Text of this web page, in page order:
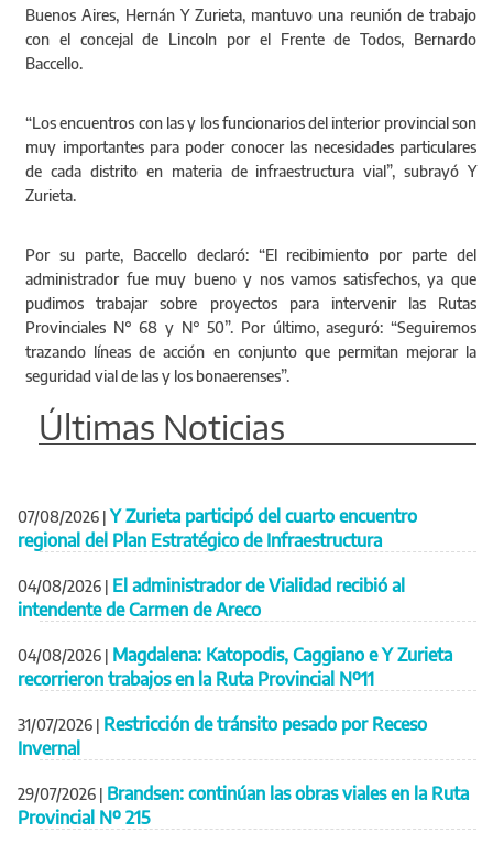
Buenos Aires, Hernán Y Zurieta, mantuvo una reunión de trabajo
con el concejal de Lincoln por el Frente de Todos, Bernardo
Baccello.
“Los encuentros con las y los funcionarios del interior provincial son
muy importantes para poder conocer las necesidades particulares
de cada distrito en materia de infraestructura vial”, subrayó Y
Zurieta.
Por su parte, Baccello declaró: “El recibimiento por parte del
administrador fue muy bueno y nos vamos satisfechos, ya que
pudimos trabajar sobre proyectos para intervenir las Rutas
Provinciales N° 68 y N° 50”. Por último, aseguró: “Seguiremos
trazando líneas de acción en conjunto que permitan mejorar la
seguridad vial de las y los bonaerenses”.
Últimas Noticias
07/08/2026 | Y Zurieta participó del cuarto encuentro
regional del Plan Estratégico de Infraestructura
04/08/2026 | El administrador de Vialidad recibió al
intendente de Carmen de Areco
04/08/2026 | Magdalena: Katopodis, Caggiano e Y Zurieta
recorrieron trabajos en la Ruta Provincial Nº11
31/07/2026 | Restricción de tránsito pesado por Receso
Invernal
29/07/2026 | Brandsen: continúan las obras viales en la Ruta
Provincial Nº 215